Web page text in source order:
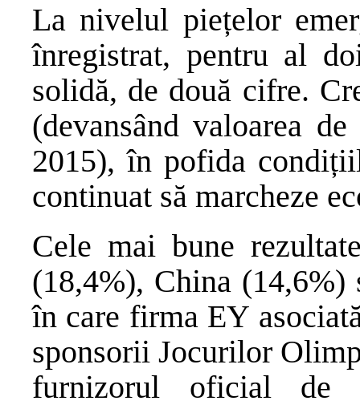
La nivelul piețelor
înregistrat, pentru al
solidă, de două cifre.
(devansând valoarea
2015), în pofida
continuat să marcheze
Cele mai bune
(18,4%), China
în care firma EY
sponsorii Jocurilor
furnizorul oficial de